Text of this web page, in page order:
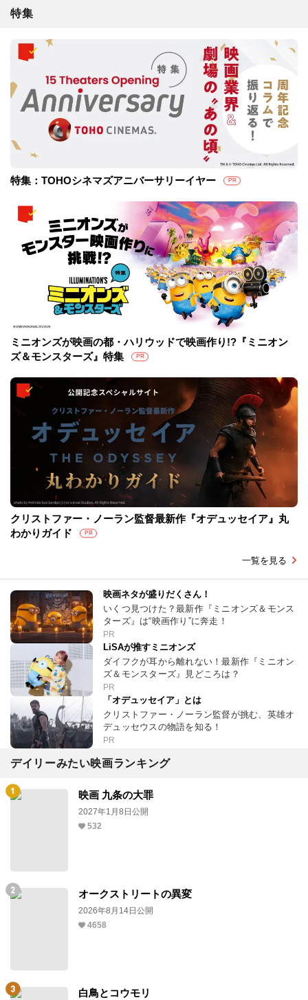
特集
特集：TOHOシネマズアニバーサリーイヤー PR
ミニオンズが映画の都・ハリウッドで映画作り!?『ミニオン
ズ＆モンスターズ』特集
PR
クリストファー・ノーラン監督最新作『オデュッセイア』丸
わかりガイド
PR
一覧を見る
映画ネタが盛りだくさん！
いくつ見つけた？最新作『ミニオンズ＆モンス
ターズ』は“映画作り”に奔走！
PR
LiSAが推すミニオンズ
ダイフクが耳から離れない！最新作『ミニオン
ズ＆モンスターズ』見どころは？
PR
「オデュッセイア」とは
クリストファー・ノーラン監督が挑む、英雄オ
デュッセウスの物語を知る！
PR
デイリーみたい映画ランキング
映画 九条の大罪
2027年1月8日公開
532
オークストリートの異変
2026年8月14日公開
4658
白鳥とコウモリ